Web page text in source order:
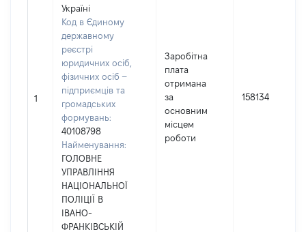
1
Україні
Код в Єдиному
державному
реєстрі
юридичних осіб,
фізичних осіб –
підприємців та
громадських
формувань:
40108798
Найменування:
ГОЛОВНЕ
УПРАВЛІННЯ
НАЦІОНАЛЬНОЇ
ПОЛІЦІЇ В
ІВАНО-
ФРАНКІВСЬКІЙ
Заробітна
плата
отримана
за
основним
місцем
роботи
158134